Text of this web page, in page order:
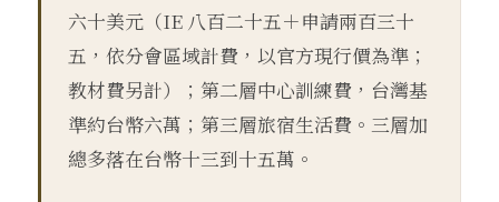
六十美元（IE 八百二十五＋申請兩百三十
五，依分會區域計費，以官方現行價為準；
教材費另計）；第二層中心訓練費，台灣基
準約台幣六萬；第三層旅宿生活費。三層加
總多落在台幣十三到十五萬。